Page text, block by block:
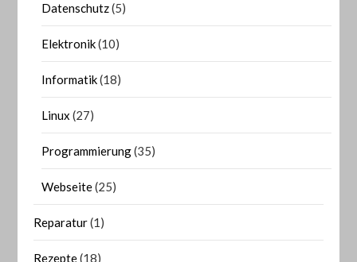
Datenschutz(5)
Elektronik(10)
Informatik(18)
Linux (27)
Programmierung(35)
Webseite(25)
Reparatur(1)
Rezepte(18)